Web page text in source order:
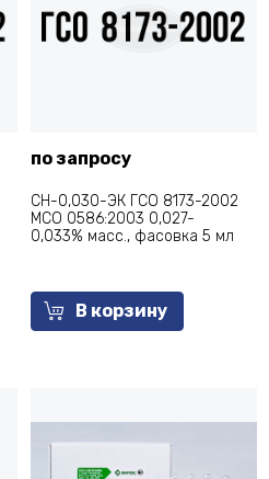
по запросу
СН-0,030-ЭК ГСО 8173-2002
МСО 0586:2003 0,027-
0,033% масс., фасовка 5 мл
В корзину